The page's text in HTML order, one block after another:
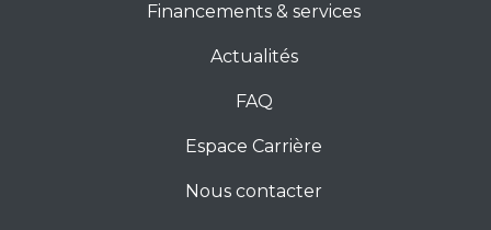
Financements & services
Actualités
FAQ
Espace Carrière
Nous contacter